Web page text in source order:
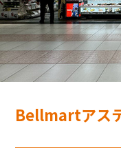
採用情報
特産品や名産品たちを
JR東海MARKET
auPayマーケット
Bellmartアス
・30,000円（税